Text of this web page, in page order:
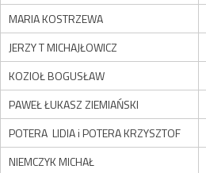
MARIA KOSTRZEWA
JERZY T MICHAJŁOWICZ
KOZIOŁ BOGUSŁAW
PAWEŁ ŁUKASZ ZIEMIAŃSKI
POTERA LIDIA i POTERA KRZYSZTOF
NIEMCZYK MICHAŁ